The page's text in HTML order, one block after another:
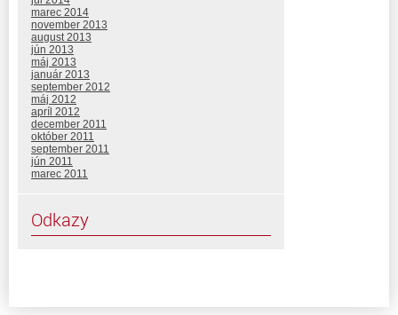
marec 2014
november 2013
august 2013
jún 2013
máj 2013
január 2013
september 2012
máj 2012
apríl 2012
december 2011
október 2011
september 2011
jún 2011
marec 2011
Odkazy